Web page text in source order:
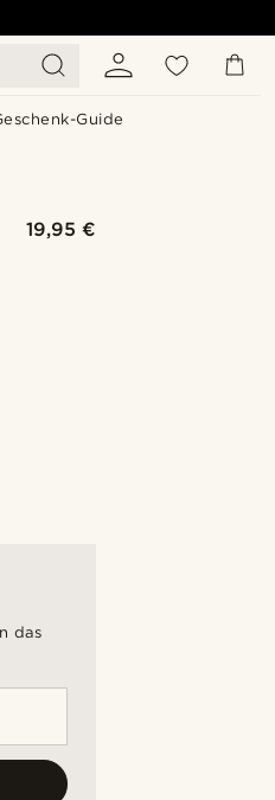
Guide
19,95 €
das